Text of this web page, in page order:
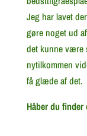
Jeg har lavet
gøre noget ud
det kunne være
nytilkommen
få glæde af det.
Håber du finder